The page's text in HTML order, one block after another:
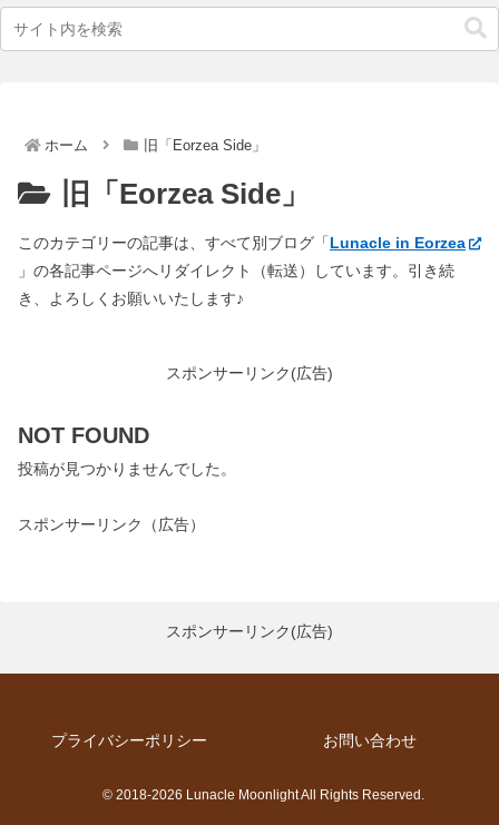
ホーム 旧「Eorzea Side」
旧「Eorzea Side」
このカテゴリーの記事は、すべて別ブログ「Lunacle in Eorzea
」の各記事ページへリダイレクト（転送）しています。引き続
き、よろしくお願いいたします♪
スポンサーリンク(広告)
NOT FOUND
投稿が見つかりませんでした。
スポンサーリンク（広告）
スポンサーリンク(広告)
プライバシーポリシー お問い合わせ
© 2018-2026 Lunacle Moonlight All Rights Reserved.